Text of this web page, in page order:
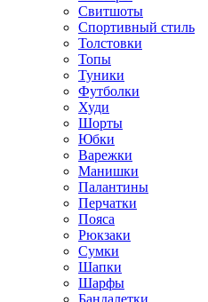
Свитшоты
Спортивный стиль
Толстовки
Топы
Туники
Футболки
Худи
Шорты
Юбки
Варежки
Манишки
Палантины
Перчатки
Пояса
Рюкзаки
Сумки
Шапки
Шарфы
Бандалетки